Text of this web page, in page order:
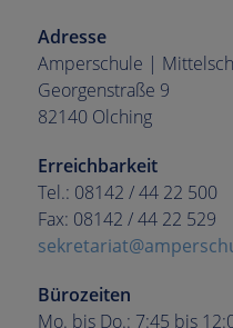
Adresse
Amperschule |
Georgenstraße 9
82140 Olching
Erreichbarkeit
Tel.: 08142 / 44 22 500
Fax: 08142 / 44 22 529
Bürozeiten
Mo. bis Do.: 7:45 bis